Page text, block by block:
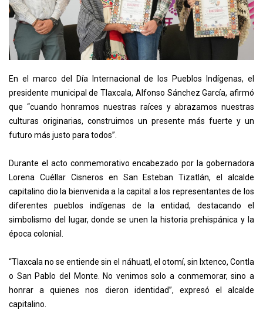
En el marco del Día Internacional de los Pueblos Indígenas, el
presidente municipal de Tlaxcala, Alfonso Sánchez García, afirmó
que “cuando honramos nuestras raíces y abrazamos nuestras
culturas originarias, construimos un presente más fuerte y un
futuro más justo para todos”.
Durante el acto conmemorativo encabezado por la gobernadora
Lorena Cuéllar Cisneros en San Esteban Tizatlán, el alcalde
capitalino dio la bienvenida a la capital a los representantes de los
diferentes pueblos indígenas de la entidad, destacando el
simbolismo del lugar, donde se unen la historia prehispánica y la
época colonial.
“Tlaxcala no se entiende sin el náhuatl, el otomí, sin Ixtenco, Contla
o San Pablo del Monte. No venimos solo a conmemorar, sino a
honrar a quienes nos dieron identidad”, expresó el alcalde
capitalino.